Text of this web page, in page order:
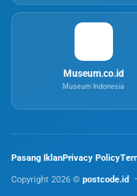
Museum.co.id
Museum Indonesia
Pasang IklanPrivacy Policy
Copyright 2026 © postcode.id